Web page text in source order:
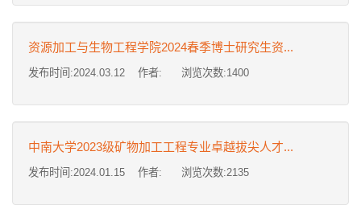
资源加工与生物工程学院2024春季博士研究生资...
发布时间:2024.03.12 作者: 浏览次数:1400
中南大学2023级矿物加工工程专业卓越拔尖人才...
发布时间:2024.01.15 作者: 浏览次数:2135